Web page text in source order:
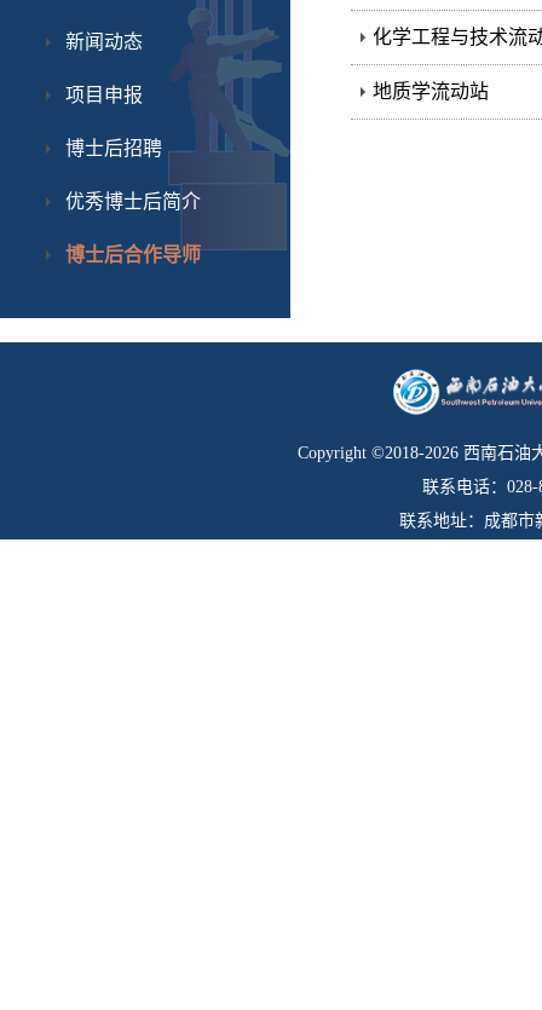
新闻动态
项目申报
博士后招聘
优秀博士后简介
博士后合作导师
化学工程与技术流
地质学流动站
Copyright ©2018-2026 西南石油
联系电话：028-
联系地址：成都市